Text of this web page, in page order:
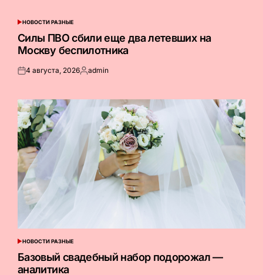
ОПУБЛИКОВАНО
НОВОСТИ РАЗНЫЕ
Силы ПВО сбили еще два летевших на
Москву беспилотника
Опубликовано
4 августа, 2026Запись
admin
ОПУБЛИКОВАНО
В
НОВОСТИ РАЗНЫЕ
Базовый свадебный набор подорожал —
аналитика